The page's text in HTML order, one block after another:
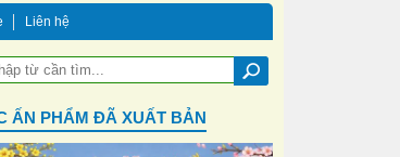
Liên hệ
ẤN PHẨM ĐÃ XUẤT BẢN